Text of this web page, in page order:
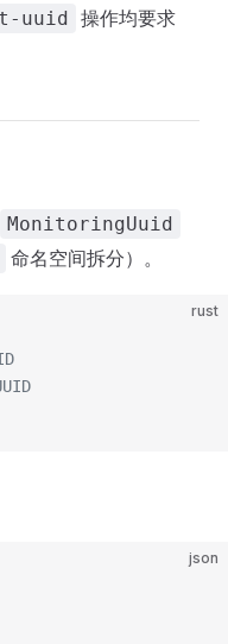
uuid 操作均要求
MonitoringUuid
命名空间拆分）。
rust
json